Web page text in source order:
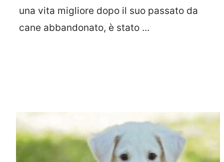
una vita migliore dopo il suo passato da
cane abbandonato, è stato ...